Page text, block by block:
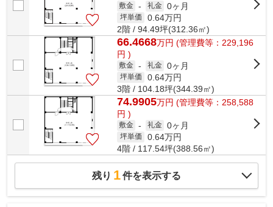
敷金 - 礼金 0ヶ月
坪単価 0.64万円
2階 / 94.49坪(312.36㎡)
66.4668万円 (管理費等：229,196
円 )
敷金 - 礼金 0ヶ月
坪単価 0.64万円
3階 / 104.18坪(344.39㎡)
74.9905万円 (管理費等：258,588
円 )
敷金 - 礼金 0ヶ月
坪単価 0.64万円
4階 / 117.54坪(388.56㎡)
残り 1件を表示する